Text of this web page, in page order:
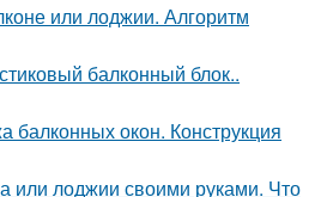
или лоджии. Алгоритм
балконный блок..
балконных окон. Конструкция
или лоджии своими руками. Что